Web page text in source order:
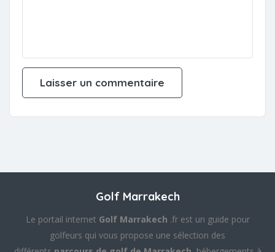
Golf Marrakech
Le portail internet Golf Marrakech .fr est un guide pour
golfeurs qui vous propose une sélection des